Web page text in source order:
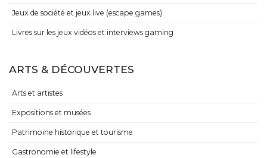
Jeux de société et jeux live (escape games)
Livres sur les jeux vidéos et interviews gaming
ARTS & DÉCOUVERTES
Arts et artistes
Expositions et musées
Patrimoine historique et tourisme
Gastronomie et lifestyle